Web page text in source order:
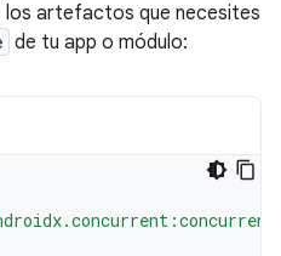
los artefactos que necesites
de tu app o módulo: